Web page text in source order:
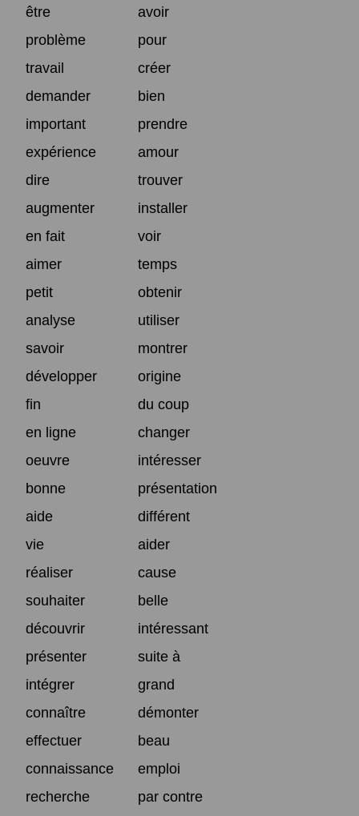
être
avoir
problème
pour
travail
créer
demander
bien
important
prendre
expérience
amour
dire
trouver
augmenter
installer
en fait
voir
aimer
temps
petit
obtenir
analyse
utiliser
savoir
montrer
développer
origine
fin
du coup
en ligne
changer
oeuvre
intéresser
bonne
présentation
aide
différent
vie
aider
réaliser
cause
souhaiter
belle
découvrir
intéressant
présenter
suite à
intégrer
grand
connaître
démonter
effectuer
beau
connaissance
emploi
recherche
par contre